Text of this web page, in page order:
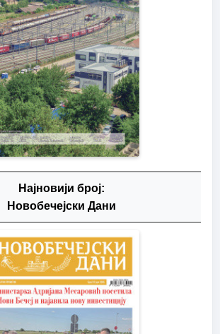
Најновији број:
Новобечејски Дани